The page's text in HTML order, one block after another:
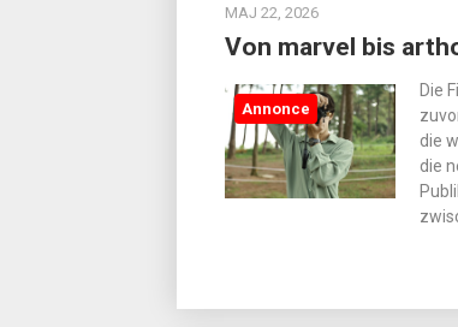
MAJ 22, 2026
Von marvel bis
Annonce
Die
die
die